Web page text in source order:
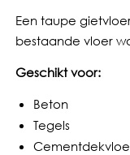
Een taupe
bestaande vloer
Geschikt voor:
Beton
Tegels